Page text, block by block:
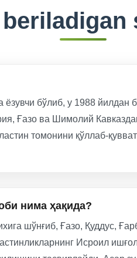
бўлиб, у 1988
Ғазо ва Шимолий
томонини қўллаб-
нима ҳақида?
шўнғиб, Ғазо, Қуддус,
Исроил